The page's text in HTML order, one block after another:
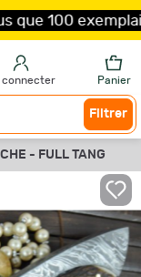
exemplaires ! /
connecter Panier
Filtrer
- FULL TANG